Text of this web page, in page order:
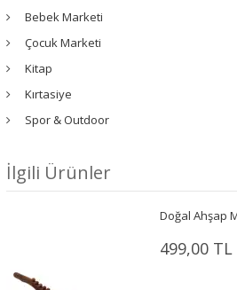
Bebek Marketi
Çocuk Marketi
Kitap
Kırtasiye
Spor & Outdoor
İlgili Ürünler
Doğal Ahşap
499,00 TL